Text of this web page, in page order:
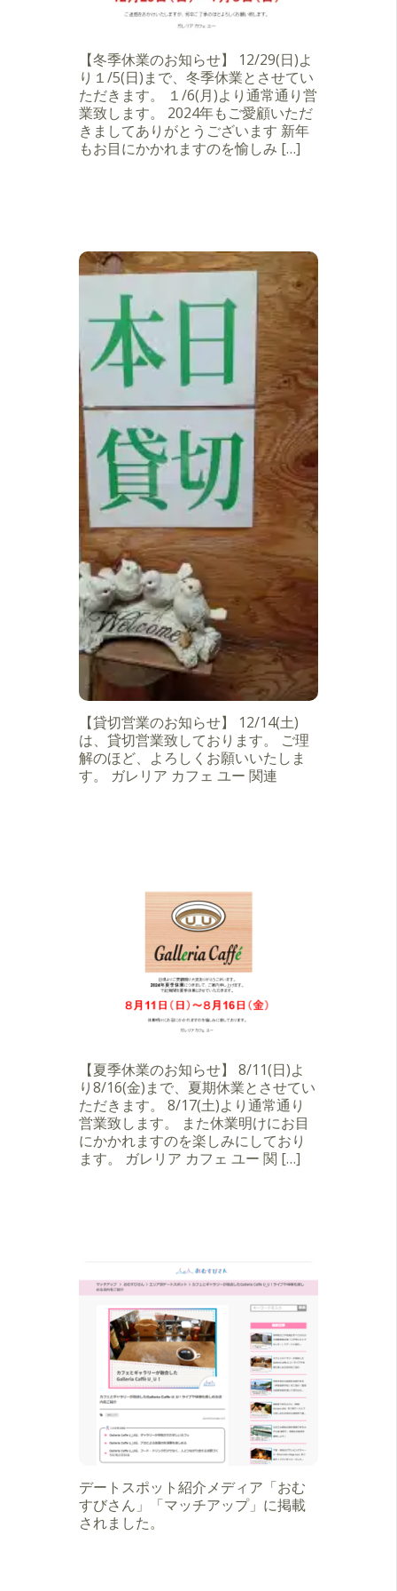
【冬季休業のお知らせ】 12/29(日)よ
り１/5(日)まで、冬季休業とさせてい
ただきます。 １/6(月)より通常通り営
業致します。 2024年もご愛顧いただ
きましてありがとうございます 新年
もお目にかかれますのを愉しみ […]
【貸切営業のお知らせ】 12/14(土)
は、貸切営業致しております。 ご理
解のほど、よろしくお願いいたしま
す。 ガレリア カフェ ユー 関連
【夏季休業のお知らせ】 8/11(日)よ
り8/16(金)まで、夏期休業とさせてい
ただきます。 8/17(土)より通常通り
営業致します。 また休業明けにお目
にかかれますのを楽しみにしており
ます。 ガレリア カフェ ユー 関 […]
デートスポット紹介メディア「おむ
すびさん」「マッチアップ」に掲載
されました。